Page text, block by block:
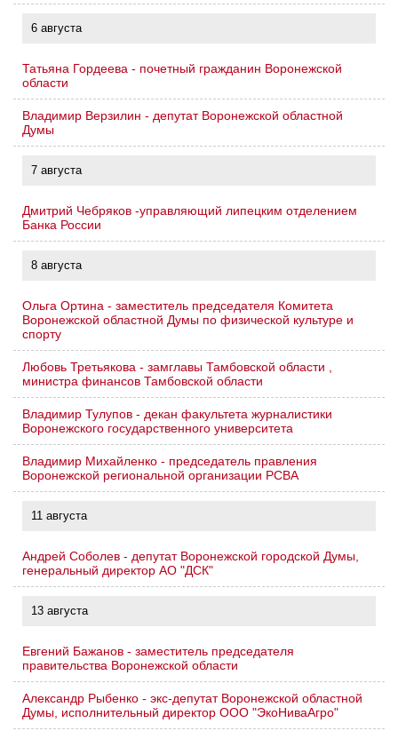
6 августа
Татьяна Гордеева - почетный гражданин Воронежской
области
Владимир Верзилин - депутат Воронежской областной
Думы
7 августа
Дмитрий Чебряков -управляющий липецким отделением
Банка России
8 августа
Ольга Ортина - заместитель председателя Комитета
Воронежской областной Думы по физической культуре и
спорту
Любовь Третьякова - замглавы Тамбовской области ,
министра финансов Тамбовской области
Владимир Тулупов - декан факультета журналистики
Воронежского государственного университета
Владимир Михайленко - председатель правления
Воронежской региональной организации РСВА
11 августа
Андрей Соболев - депутат Воронежской городской Думы,
генеральный директор АО "ДСК"
13 августа
Евгений Бажанов - заместитель председателя
правительства Воронежской области
Александр Рыбенко - экс-депутат Воронежской областной
Думы, исполнительный директор ООО "ЭкоНиваАгро"